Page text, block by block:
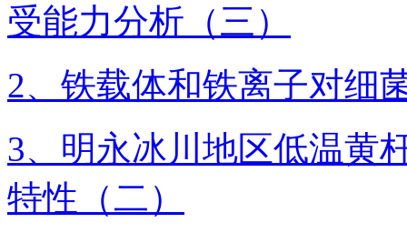
受能力分析（三）
2、铁载体和铁离子对细
3、明永冰川地区低温黄
特性（二）